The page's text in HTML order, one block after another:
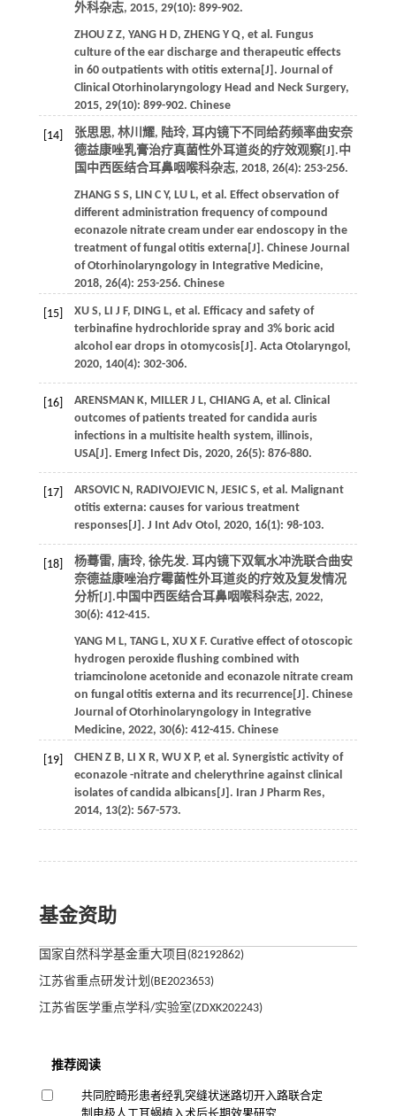
外科杂志, 2015, 29(10): 899-902.
ZHOU Z Z, YANG H D, ZHENG Y Q, et al. Fungus
culture of the ear discharge and therapeutic effects
in 60 outpatients with otitis externa[J]. Journal of
Clinical Otorhinolaryngology Head and Neck Surgery,
2015, 29(10): 899-902. Chinese
[14]
张思思, 林川耀, 陆玲, 耳内镜下不同给药频率曲安奈
德益康唑乳膏治疗真菌性外耳道炎的疗效观察[J].中
国中西医结合耳鼻咽喉科杂志, 2018, 26(4): 253-256.
ZHANG S S, LIN C Y, LU L, et al. Effect observation of
different administration frequency of compound
econazole nitrate cream under ear endoscopy in the
treatment of fungal otitis externa[J]. Chinese Journal
of Otorhinolaryngology in Integrative Medicine,
2018, 26(4): 253-256. Chinese
[15] XU S, LI J F, DING L, et al. Efficacy and safety of
terbinafine hydrochloride spray and 3% boric acid
alcohol ear drops in otomycosis[J]. Acta Otolaryngol ,
2020, 140(4): 302-306.
[16] ARENSMAN K, MILLER J L, CHIANG A, et al. Clinical
outcomes of patients treated for candida auris
infections in a multisite health system, illinois,
USA[J]. Emerg Infect Dis, 2020, 26(5): 876-880.
[17] ARSOVIC N , RADIVOJEVIC N , JESIC S, et al. Malignant
otitis externa: causes for various treatment
responses[J]. J Int Adv Otol , 2020, 16(1): 98-103.
[18]
杨蓦雷, 唐玲, 徐先发. 耳内镜下双氧水冲洗联合曲安
奈德益康唑治疗霉菌性外耳道炎的疗效及复发情况
分析[J].中国中西医结合耳鼻咽喉科杂志, 2022,
30(6): 412-415.
YANG M L, TANG L, XU X F. Curative effect of otoscopic
hydrogen peroxide flushing combined with
triamcinolone acetonide and econazole nitrate cream
on fungal otitis externa and its recurrence[J]. Chinese
Journal of Otorhinolaryngology in Integrative
Medicine, 2022, 30(6): 412-415. Chinese
[19] CHEN Z B, LI X R, WU X P, et al. Synergistic activity of
econazole -nitrate and chelerythrine against clinical
isolates of candida albicans[J]. Iran J Pharm Res,
2014, 13(2): 567-573.
基金资助
国家自然科学基金重大项目(82192862)
江苏省重点研发计划(BE2023653)
江苏省医学重点学科/实验室(ZDXK202243)